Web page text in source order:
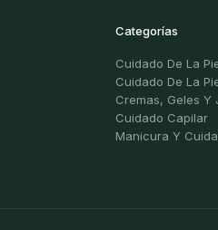
Categorías
Cuidado De La
Cuidado De La
Cremas, Geles Y
Cuidado Capilar
Manicura Y